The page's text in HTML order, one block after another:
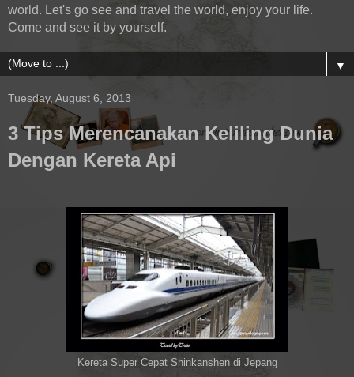
world. Let's go see and travel the world, enjoy your life.
Come and see it by yourself.
▼
Tuesday, August 6, 2013
3 Tips Merencanakan Keliling Dunia
Dengan Kereta Api
Kereta Super Cepat Shinkanshen di Jepang